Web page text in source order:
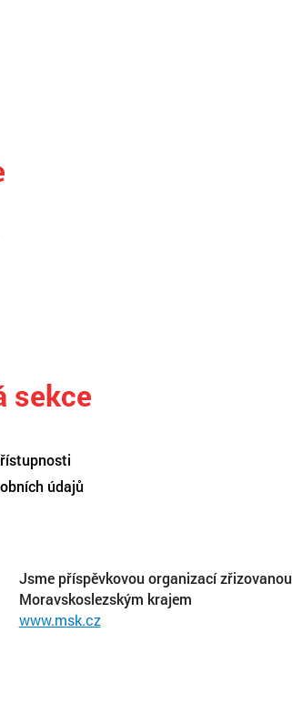
sekce
údajů
Jsme příspěvkovou organizací zřizovanou
Moravskoslezským krajem
www.msk.cz